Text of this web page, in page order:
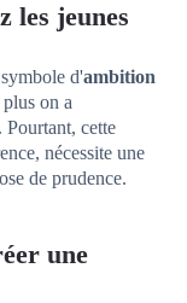
les jeunes
d'ambition
on a
Pourtant, cette
nécessite une
de prudence.
une